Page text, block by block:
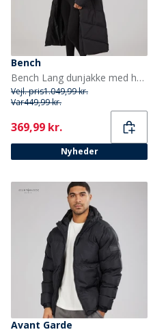
Bench
Bench Lang dunjakke med hætte til kvinder Eloraina Sort
Vejl. pris1.049,99 kr.
Var449,99 kr.
Current
369,99 kr.
Nyheder
Avant Garde